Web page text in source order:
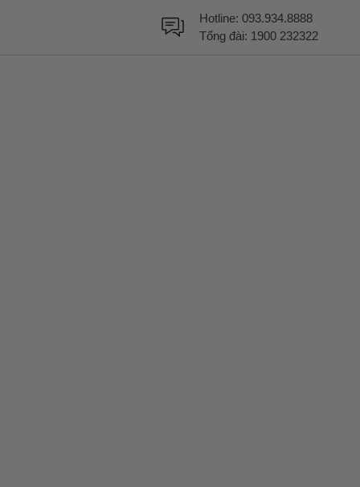
Hotline: 093.934.8888
Tổng đài: 1900 232322